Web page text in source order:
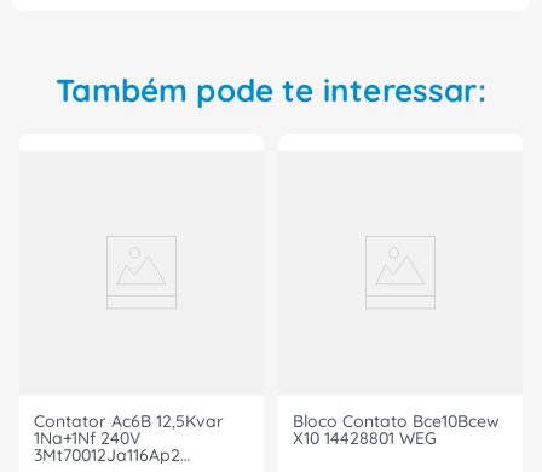
Também pode te interessar:
Contator Ac6B 12,5Kvar
1Na+1Nf 240V
3Mt70012Ja116Ap2
Bloco Contato Bce10Bcew
X10 14428801 WEG